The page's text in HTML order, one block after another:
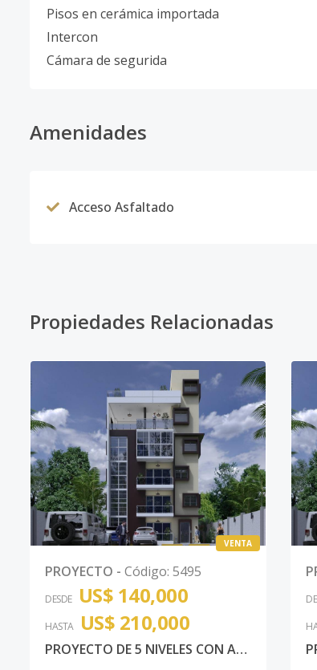
Pisos en cerámica importada
Intercon
Cámara de segurida
Amenidades
Acceso Asfaltado
Propiedades Relacionadas
VENTA
PROYECTO - Código: 5495
DESDE US$ 140,000
HASTA US$ 210,000
PROYECTO DE 5 NIVELES CON AREA SOCIAL EN 6T0 NIVEL AMUEBLADA CON 2 PARQUEOS POR APARTAMETOS